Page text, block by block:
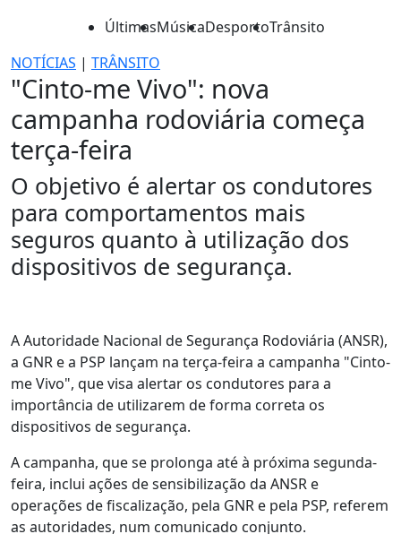
ÚltimasMúsicaDesportoTrânsito
NOTÍCIAS | TRÂNSITO
"Cinto-me Vivo": nova
campanha rodoviária começa
terça-feira
O objetivo é alertar os condutores
para comportamentos mais
seguros quanto à utilização dos
dispositivos de segurança.
A Autoridade Nacional de Segurança Rodoviária (ANSR),
a GNR e a PSP lançam na terça-feira a campanha "Cinto-
me Vivo", que visa alertar os condutores para a
importância de utilizarem de forma correta os
dispositivos de segurança.
A campanha, que se prolonga até à próxima segunda-
feira, inclui ações de sensibilização da ANSR e
operações de fiscalização, pela GNR e pela PSP, referem
as autoridades, num comunicado conjunto.